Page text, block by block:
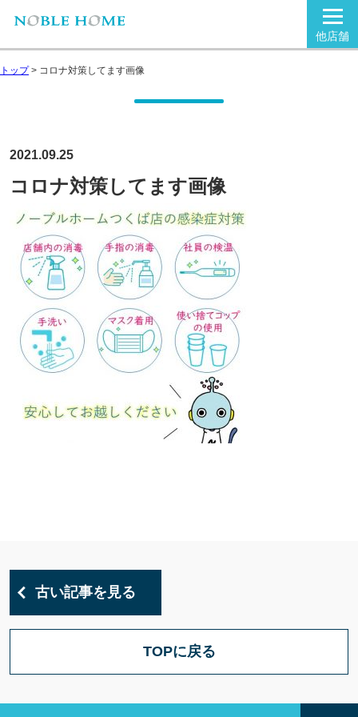
他店舗
トップ> コロナ対策してます画像
2021.09.25
コロナ対策してます画像
古い記事を見る
TOPに戻る